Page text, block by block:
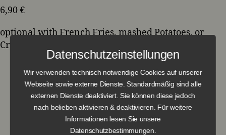
6,90 €
optional with French Fries, mashed Potatoes, or
Croquettes
Kid‘s Schnitzel with
French Fries
Datenschutzeinstellungen
Wir verwenden technisch notwendige Cookies auf unserer
Webseite sowie externe Dienste. Standardmäßig sind alle
externen Dienste deaktiviert. Sie können diese jedoch
nach belieben aktivieren & deaktivieren. Für weitere
Informationen lesen Sie unsere
Datenschutzbestimmungen.